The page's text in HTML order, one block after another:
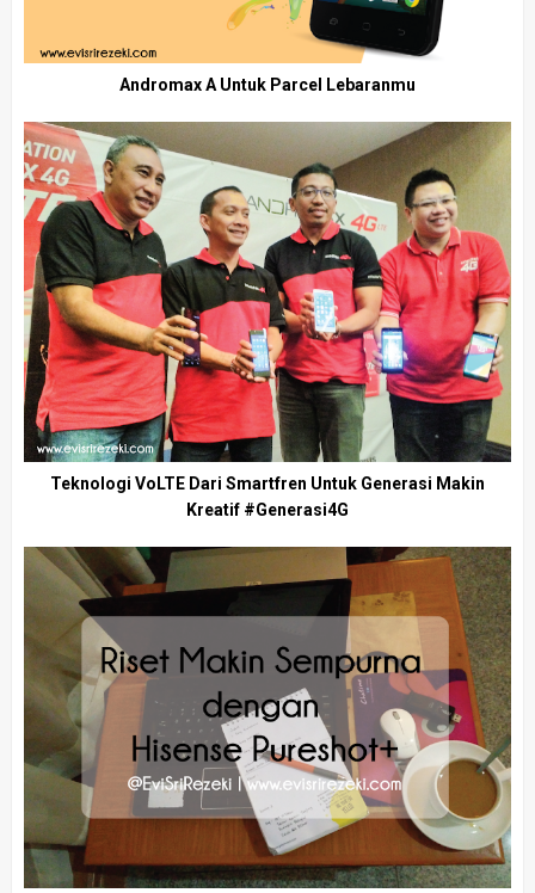
Andromax A Untuk Parcel Lebaranmu
Teknologi VoLTE Dari Smartfren Untuk Generasi Makin
Kreatif #Generasi4G